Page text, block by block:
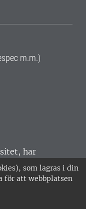
som lagras i din
för att webbplatsen
m.m.)
har
Huvudorter är
är
•
•